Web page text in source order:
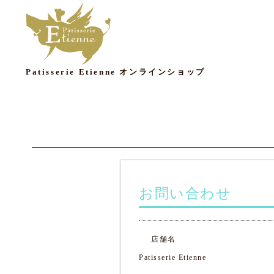
Patisserie Etienne オンラインショップ
お問い合わせ
店舗名
Patisserie Etienne